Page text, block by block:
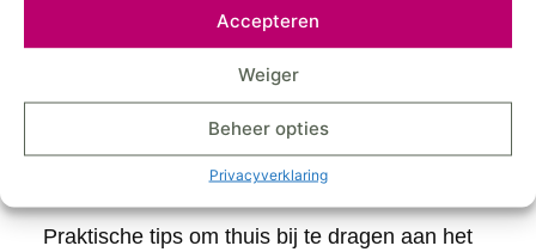
Accepteren
Weiger
Beheer opties
Privacyverklaring
Je kunt het resultaat van een
cellulitebehandeling significant verlengen door
Hydratatie, beweging en huidverzorging spelen
een directe rol in hoe lang het effect zichtbaar
Praktische tips om thuis bij te dragen aan het